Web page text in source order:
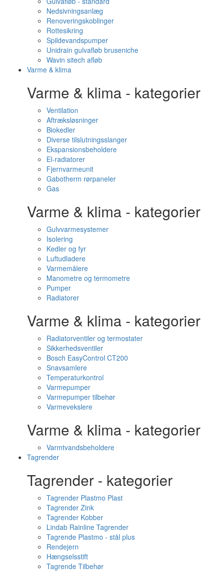
Nedsivningsanlæg
Renoveringskoblinger
Rottesikring
Spildevandspumper
Unidrain gulvafløb bruseniche
Wavin sitech afløb
Varme & klima
Varme & klima - kategorier
Ventilation
Aftræksløsninger
Biokedler
Diverse tilslutningsslanger
Ekspansionsbeholdere
El-radiatorer
Fjernvarmeunit
Gabotherm rørpaneler
Gas
Varme & klima - kategorier
Gulvvarmesystemer
Isolering
Kedler og fyr
Luftudladere
Varmemålere
Manometre og termometre
Pumper
Radiatorer
Varme & klima - kategorier
Radiatorventiler og termostater
Sikkerhedsventiler
Bosch EasyControl CT200
Snavsamlere
Temperaturkontrol
Varmepumper
Varmepumper tilbehør
Varmevekslere
Varme & klima - kategorier
Varmtvandsbeholdere
Tagrender
Tagrender - kategorier
Tagrender Plastmo Plast
Tagrender Zink
Tagrender Kobber
Lindab Rainline Tagrender
Tagrende Plastmo - stål plus
Rendejern
Hængselsstift
Tagrende Tilbehør